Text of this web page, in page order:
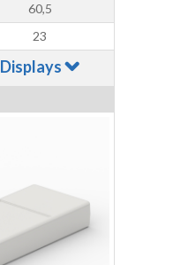
60,5
23
Displays